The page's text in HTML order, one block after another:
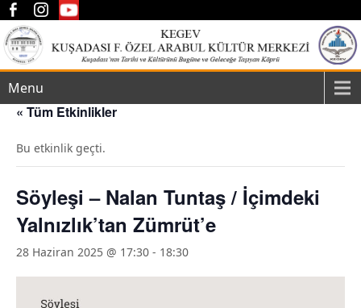
Menu
« Tüm Etkinlikler
Bu etkinlik geçti.
Söyleşi – Nalan Tuntaş / İçimdeki
Yalnızlık’tan Zümrüt’e
28 Haziran 2025 @ 17:30 - 18:30